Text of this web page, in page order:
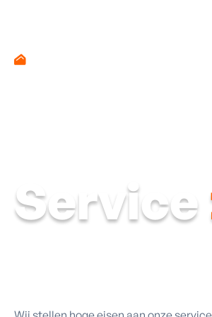
Service